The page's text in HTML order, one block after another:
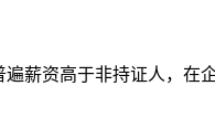
薪资高于非持证人，